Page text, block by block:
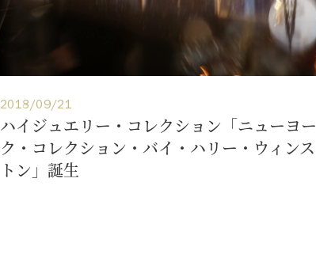
2018/09/21
ハイジュエリー・コレクション「ニューヨー
ク・コレクション・バイ・ハリー・ウィンス
トン」誕生